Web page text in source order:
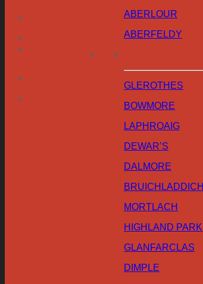
ABERLOUR
ABERFELDY
GLEROTHES
BOWMORE
LAPHROAIG
DEWAR’S
DALMORE
BRUICHLADDICH
MORTLACH
HIGHLAND PARK
GLANFARCLAS
DIMPLE